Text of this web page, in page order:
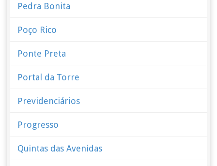
Pedra Bonita
Poço Rico
Ponte Preta
Portal da Torre
Previdenciários
Progresso
Quintas das Avenidas